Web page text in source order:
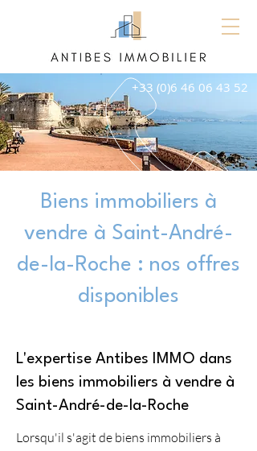
+33 (0)6 46 06 43 52
Biens immobiliers à
vendre à Saint-André-
de-la-Roche : nos offres
disponibles
L'expertise Antibes IMMO dans
les biens immobiliers à vendre à
Saint-André-de-la-Roche
Lorsqu'il s'agit de biens immobiliers à